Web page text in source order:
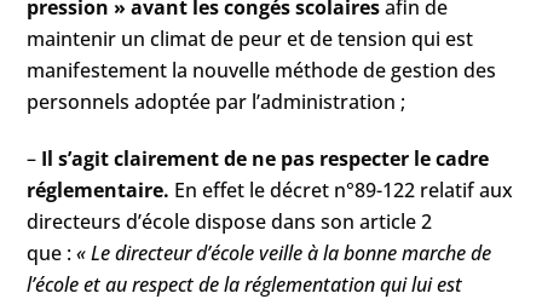
pression » avant les congés scolairesafin de
maintenir un climat de peur et de tension qui est
manifestement la nouvelle méthode de gestion des
personnels adoptée par l’administration ;
– Il s’agit clairement de ne pas respecter le cadre
réglementaire. En effet le décret n°89-122 relatif aux
directeurs d’école dispose dans son article 2
que :« Le directeur d’école veille à la bonne marche de
l’école et au respect de la réglementation qui lui est